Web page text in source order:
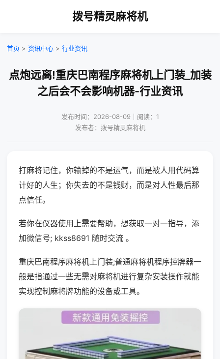
拨号精灵麻将机
首页 > 资讯中心 > 行业资讯
点炮远离!重庆巴南程序麻将机上门装_加装
之后会不会影响机器-行业资讯
发布时间：2026-08-09｜阅读：1
发布者：拨号精灵麻将机
打麻将记住，你输掉的不是运气，而是被人用代码算
计好的人生；你失去的不是钱财，而是对人性最后那
点信任。
若你在仪器使用上需要帮助，想获取一对一指导，添
加微信号; kkss8691 随时交流 。
重庆巴南程序麻将机上门装;普通麻将机程序控牌器一
般是指通过一些无需对麻将机进行复杂安装操作就能
实现控制麻将牌功能的设备或工具。